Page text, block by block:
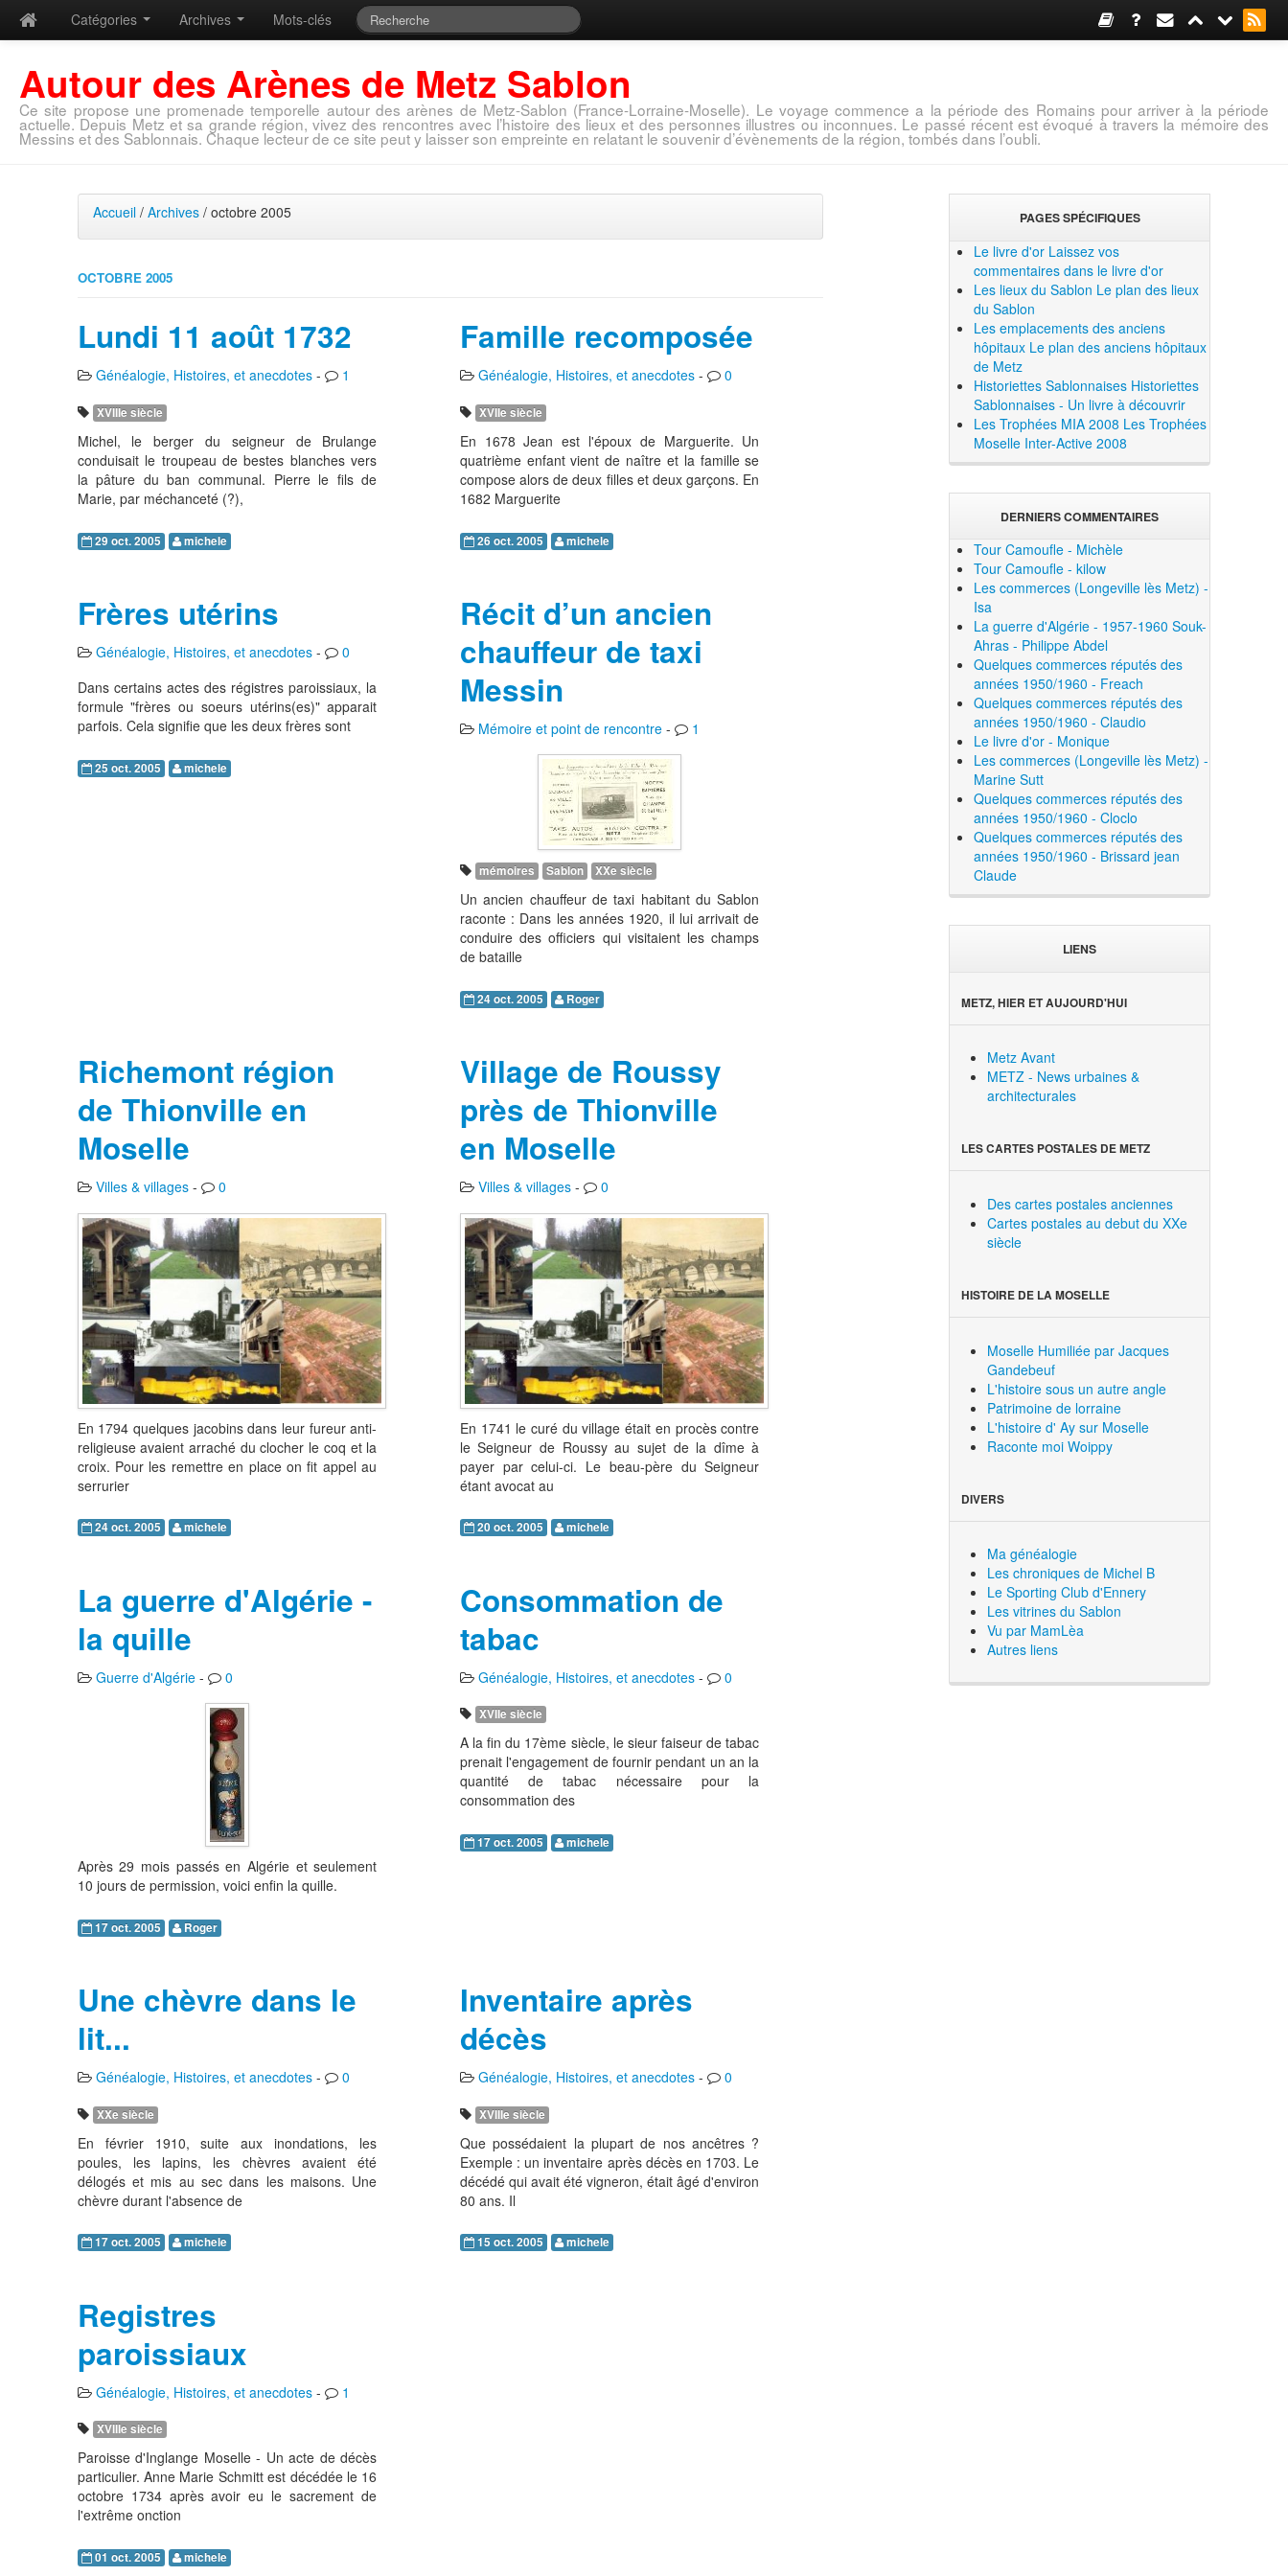
Catégories Archives Mots-clés
Autour des Arènes de Metz Sablon
Ce site propose une promenade temporelle autour des arènes de Metz-Sablon (France-Lorraine-Moselle). Le voyage commence a la période des Romains pour arriver à la période
actuelle. Depuis Metz et sa grande région, vivez des rencontres avec l’histoire des lieux et des personnes illustres ou inconnues. Le passé récent est évoqué à travers la mémoire des
Messins et des Sablonnais. Chaque lecteur de ce site peut y laisser son empreinte en relatant le souvenir d’évènements de la région, tombés dans l’oubli.
Accueil/ Archives/ octobre 2005
OCTOBRE 2005
Lundi 11 août 1732
Généalogie, Histoires, et anecdotes- 1
XVIIIe siècle
Michel, le berger du seigneur de Brulange
conduisait le troupeau de bestes blanches vers
la pâture du ban communal. Pierre le fils de
Marie, par méchanceté (?),
29 oct. 2005 michele
Famille recomposée
Généalogie, Histoires, et anecdotes- 0
XVIIe siècle
En 1678 Jean est l'époux de Marguerite. Un
quatrième enfant vient de naître et la famille se
compose alors de deux filles et deux garçons. En
1682 Marguerite
26 oct. 2005 michele
Frères utérins
Généalogie, Histoires, et anecdotes-
0
Dans certains actes des régistres paroissiaux, la
formule "frères ou soeurs utérins(es)" apparait
parfois. Cela signifie que les deux frères sont
25 oct. 2005 michele
Récit d’un ancien
chauffeur de taxi
Messin
Mémoire et point de rencontre- 1
mémoires Sablon XXe siècle
Un ancien chauffeur de taxi habitant du Sablon
raconte : Dans les années 1920, il lui arrivait de
conduire des officiers qui visitaient les champs
de bataille
24 oct. 2005 Roger
Richemont région
de Thionville en
Moselle
Villes & villages- 0
En 1794 quelques jacobins dans leur fureur anti-
religieuse avaient arraché du clocher le coq et la
croix. Pour les remettre en place on fit appel au
serrurier
24 oct. 2005 michele
Village de Roussy
près de Thionville
en Moselle
Villes & villages- 0
En 1741 le curé du village était en procès contre
le Seigneur de Roussy au sujet de la dîme à
payer par celui-ci. Le beau-père du Seigneur
étant avocat au
20 oct. 2005 michele
La guerre d'Algérie -
la quille
Guerre d'Algérie- 0
Après 29 mois passés en Algérie et seulement
10 jours de permission, voici enfin la quille.
17 oct. 2005 Roger
Consommation de
tabac
Généalogie, Histoires, et anecdotes- 0
XVIIe siècle
A la fin du 17ème siècle, le sieur faiseur de tabac
prenait l'engagement de fournir pendant un an la
quantité de tabac nécessaire pour la
consommation des
17 oct. 2005 michele
Une chèvre dans le
lit...
Généalogie, Histoires, et anecdotes- 0
XXe siècle
En février 1910, suite aux inondations, les
poules, les lapins, les chèvres avaient été
délogés et mis au sec dans les maisons. Une
chèvre durant l'absence de
17 oct. 2005 michele
Inventaire après
décès
Généalogie, Histoires, et anecdotes- 0
XVIIIe siècle
Que possédaient la plupart de nos ancêtres ?
Exemple : un inventaire après décès en 1703. Le
décédé qui avait été vigneron, était âgé d'environ
80 ans. Il
15 oct. 2005 michele
Registres
paroissiaux
Généalogie, Histoires, et anecdotes- 1
XVIIIe siècle
Paroisse d'Inglange Moselle - Un acte de décès
particulier. Anne Marie Schmitt est décédée le 16
octobre 1734 après avoir eu le sacrement de
l'extrême onction
01 oct. 2005 michele
PAGES SPÉCIFIQUES
Le livre d'or Laissez vos
commentaires dans le livre d'or
Les lieux du Sablon Le plan des lieux
du Sablon
Les emplacements des anciens
hôpitaux Le plan des anciens hôpitaux
de Metz
Historiettes Sablonnaises Historiettes
Sablonnaises - Un livre à découvrir
Les Trophées MIA 2008 Les Trophées
Moselle Inter-Active 2008
DERNIERS COMMENTAIRES
Tour Camoufle - Michèle
Tour Camoufle - kilow
Les commerces (Longeville lès Metz) -
Isa
La guerre d'Algérie - 1957-1960 Souk-
Ahras - Philippe Abdel
Quelques commerces réputés des
années 1950/1960 - Freach
Quelques commerces réputés des
années 1950/1960 - Claudio
Le livre d'or - Monique
Les commerces (Longeville lès Metz) -
Marine Sutt
Quelques commerces réputés des
années 1950/1960 - Cloclo
Quelques commerces réputés des
années 1950/1960 - Brissard jean
Claude
LIENS
METZ, HIER ET AUJOURD'HUI
Metz Avant
METZ - News urbaines &
architecturales
LES CARTES POSTALES DE METZ
Des cartes postales anciennes
Cartes postales au debut du XXe
siècle
HISTOIRE DE LA MOSELLE
Moselle Humiliée par Jacques
Gandebeuf
L'histoire sous un autre angle
Patrimoine de lorraine
L'histoire d' Ay sur Moselle
Raconte moi Woippy
DIVERS
Ma généalogie
Les chroniques de Michel B
Le Sporting Club d'Ennery
Les vitrines du Sablon
Vu par MamLèa
Autres liens